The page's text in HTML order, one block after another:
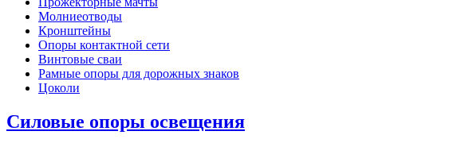
Молниеотводы
Кронштейны
Опоры контактной сети
Винтовые сваи
Рамные опоры для дорожных знаков
Цоколи
Силовые опоры освещения